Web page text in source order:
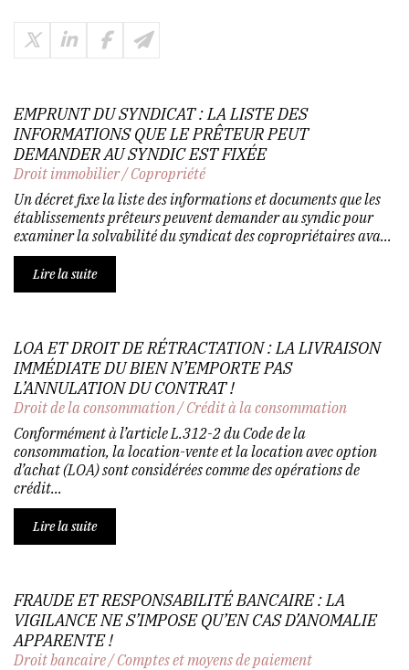
EMPRUNT DU SYNDICAT : LA LISTE DES
INFORMATIONS QUE LE PRÊTEUR PEUT
DEMANDER AU SYNDIC EST FIXÉE
Droit immobilier/Copropriété
Un décret fixe la liste des informations et documents que les
établissements prêteurs peuvent demander au syndic pour
examiner la solvabilité du syndicat des copropriétaires ava...
Lire la suite
LOA ET DROIT DE RÉTRACTATION : LA LIVRAISON
IMMÉDIATE DU BIEN N’EMPORTE PAS
L’ANNULATION DU CONTRAT !
Droit de la consommation/Crédit à la consommation
Conformément à l’article L.312-2 du Code de la
consommation, la location-vente et la location avec option
d’achat (LOA) sont considérées comme des opérations de
crédit...
Lire la suite
FRAUDE ET RESPONSABILITÉ BANCAIRE : LA
VIGILANCE NE S’IMPOSE QU’EN CAS D’ANOMALIE
APPARENTE !
Droit bancaire/Comptes et moyens de paiement